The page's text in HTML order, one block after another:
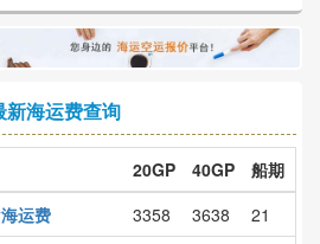
新海运费查询
20GP 40GP
船期
运费
3358 3638
21